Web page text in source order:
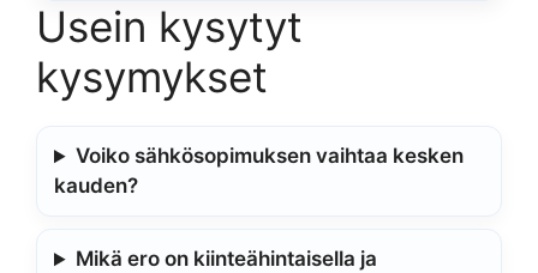
Usein kysytyt
kysymykset
Voiko sähkösopimuksen vaihtaa kesken
kauden?
Mikä ero on kiinteähintaisella ja